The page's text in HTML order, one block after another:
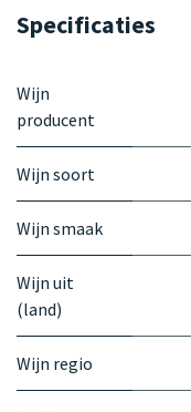
Specificaties
Wijn
producent
Wijn soort
Wijn smaak
Wijn uit
(land)
Wijn regio